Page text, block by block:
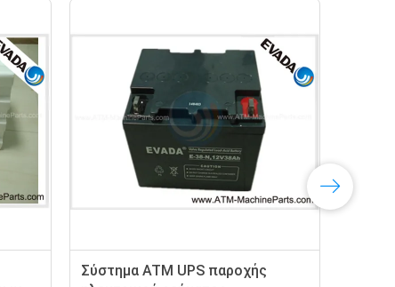
Σε απευθείας σύνδεση ATM UPS